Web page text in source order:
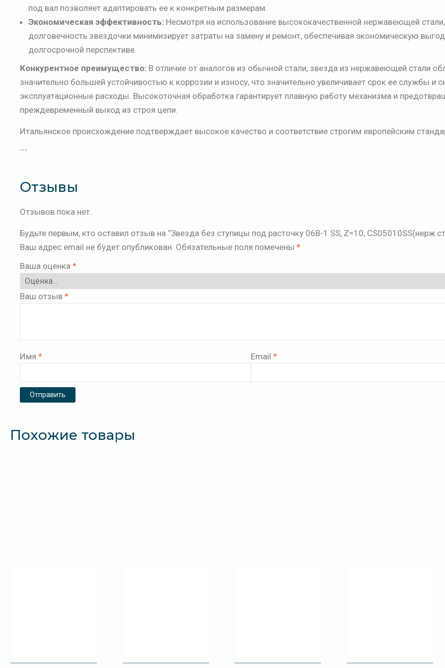
под вал позволяет адаптировать ее к конкретным размерам.
Экономическая эффективность: Несмотря на использование высококачественной нержавеющей стали,
долговечность звездочки минимизирует затраты на замену и ремонт, обеспечивая экономическую
долгосрочной перспективе.
Конкурентное преимущество: В отличие от аналогов из обычной стали, звезда из нержавеющей стали
значительно большей устойчивостью к коррозии и износу, что значительно увеличивает срок ее службы и
эксплуатационные расходы. Высокоточная обработка гарантирует плавную работу механизма и
преждевременный выход из строя цепи.
Итальянское происхождение подтверждает высокое качество и соответствие строгим европейским
```
Отзывы
Отзывов пока нет.
Будьте первым, кто оставил отзыв на “Звезда без ступицы под расточку 06B-1 SS, Z=10,
Ваш адрес email не будет опубликован. Обязательные поля помечены *
Ваша оценка *
Ваш отзыв *
Имя * Email *
Похожие товары